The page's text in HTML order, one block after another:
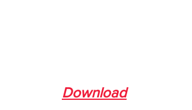
Download